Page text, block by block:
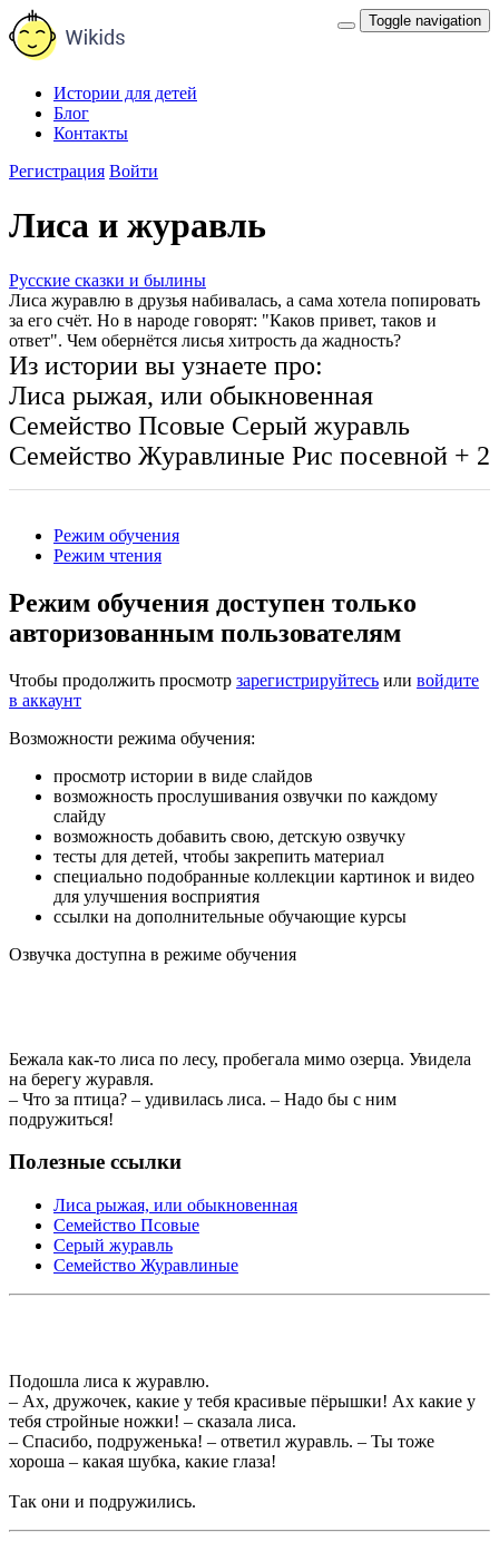
Toggle navigation
Истории для детей
Блог
Контакты
Регистрация Войти
Лиса и журавль
Русские сказки и былины
Лиса журавлю в друзья набивалась, а сама хотела попировать
за его счёт. Но в народе говорят: "Каков привет, таков и
ответ". Чем обернётся лисья хитрость да жадность?
Из истории вы узнаете про:
Лиса рыжая, или обыкновенная
Семейство Псовые Серый журавль
Семейство Журавлиные Рис посевной + 2
Режим обучения
Режим чтения
Режим обучения доступен только
авторизованным пользователям
Чтобы продолжить просмотр зарегистрируйтесь или войдите
в аккаунт
Возможности режима обучения:
просмотр истории в виде слайдов
возможность прослушивания озвучки по каждому
слайду
возможность добавить свою, детскую озвучку
тесты для детей, чтобы закрепить материал
специально подобранные коллекции картинок и видео
для улучшения восприятия
ссылки на дополнительные обучающие курсы
Озвучка доступна в режиме обучения
Бежала как-то лиса по лесу, пробегала мимо озерца. Увидела
на берегу журавля.
– Что за птица? – удивилась лиса. – Надо бы с ним
подружиться!
Полезные ссылки
Лиса рыжая, или обыкновенная
Семейство Псовые
Серый журавль
Семейство Журавлиные
Подошла лиса к журавлю.
– Ах, дружочек, какие у тебя красивые пёрышки! Ах какие у
тебя стройные ножки! – сказала лиса.
– Спасибо, подруженька! – ответил журавль. – Ты тоже
хороша – какая шубка, какие глаза!
Так они и подружились.